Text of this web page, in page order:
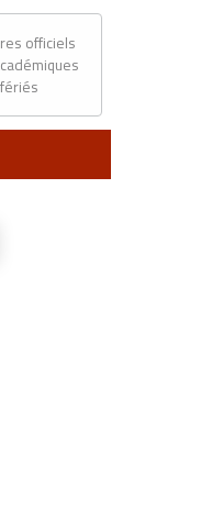
officiels